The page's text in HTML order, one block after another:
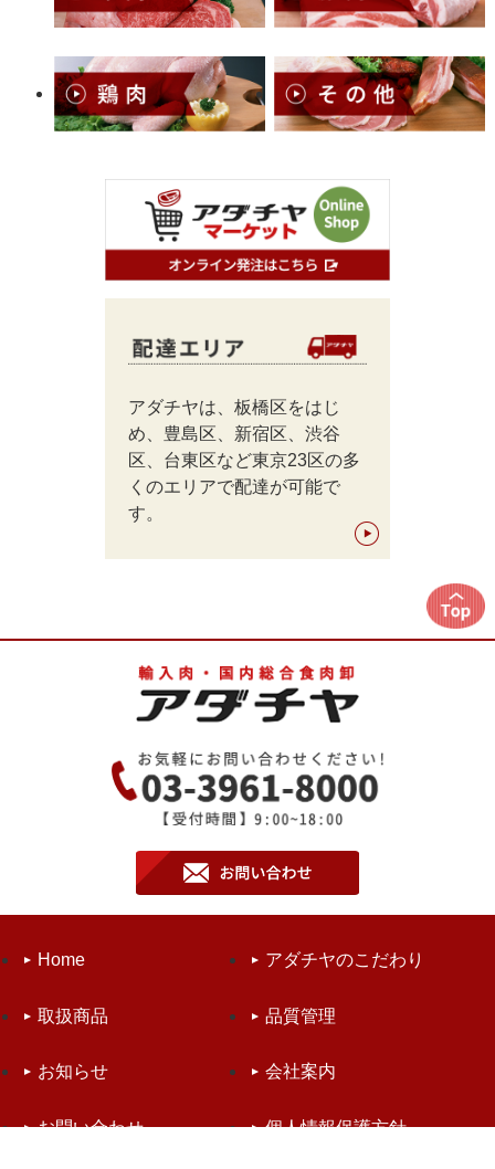
アダチヤは、板橋区をはじ
め、豊島区、新宿区、渋谷
区、台東区など東京23区の多
くのエリアで配達が可能で
す。
Home アダチヤのこだわり
取扱商品 品質管理
お知らせ 会社案内
お問い合わせ 個人情報保護方針